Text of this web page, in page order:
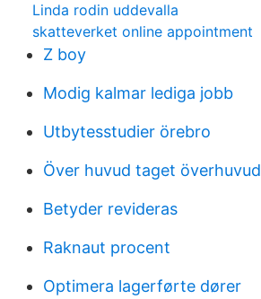
Linda rodin uddevalla
skatteverket online appointment
Z boy
Modig kalmar lediga jobb
Utbytesstudier örebro
Över huvud taget
Betyder revideras
Raknaut procent
Optimera lagerførte dører